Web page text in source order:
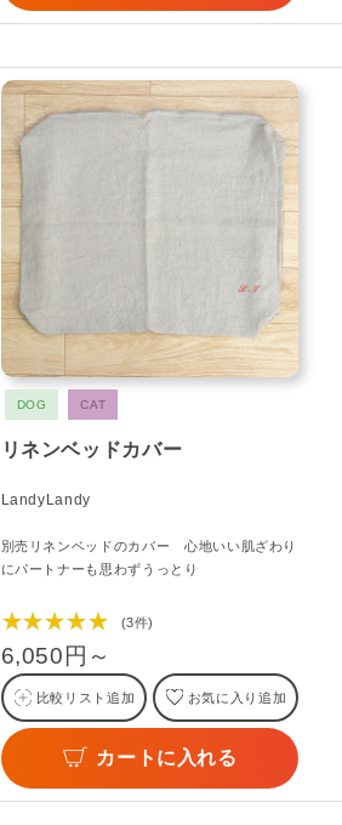
DOG CAT
リネンベッドカバー
LandyLandy
別売リネンベッドのカバー 心地いい肌ざわり
にパートナーも思わずうっとり
★★★★★ (3件)
6,050円～
比較リスト追加 お気に入り追加
カートに入れる